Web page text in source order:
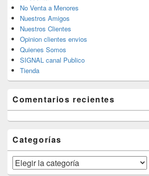
No Venta a Menores
Nuestros Amigos
Nuestros Clientes
Opinion clientes envios
Quienes Somos
SIGNAL canal Publico
Tienda
Comentarios recientes
Categorías
Categorías